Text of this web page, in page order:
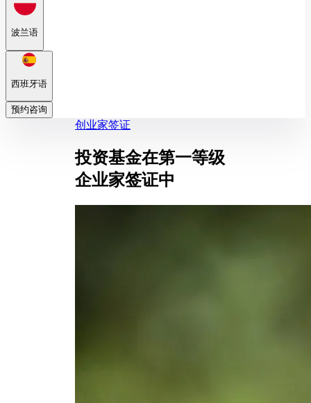
波兰语
西班牙语
预约咨询
创业家签证
投资基金在第一等级
企业家签证中